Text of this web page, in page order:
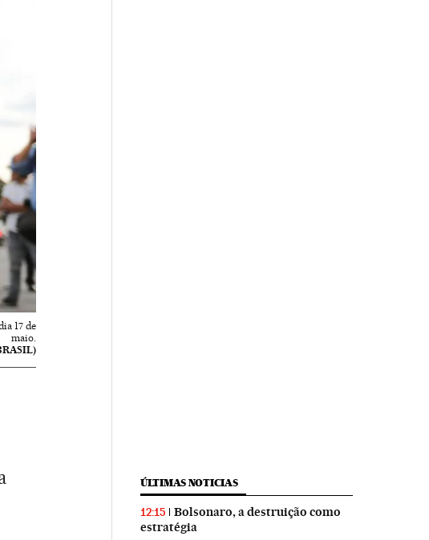
17 de
maio.
ÚLTIMAS NOTICIAS
12:15
Bolsonaro, a destruição como
estratégia